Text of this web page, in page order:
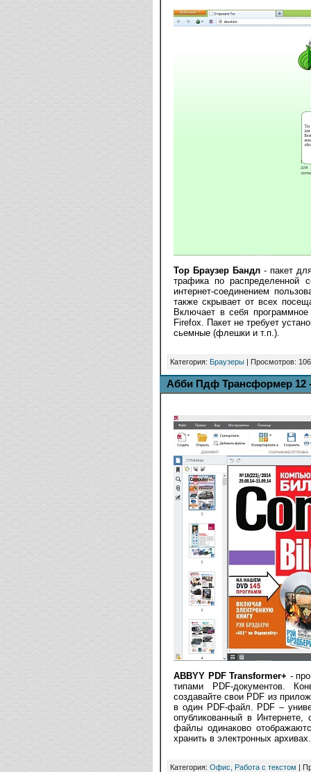
Тор Браузер Бандл - пакет
трафика по распределенной
интернет-соединением
также скрывает от всех
Включает в себя
Firefox. Пакет не требует
сьемные (флешки и т.п.).
Категория: Браузеры | Просмотров:
Абби Пдф Трансформер 12 -
ABBYY PDF Transformer+ -
типами PDF-документов.
создавайте свои PDF из
в один PDF-файл. PDF –
опубликованный в
файлы одинаково
хранить в электронных архивах.
Категория: Офис, Работа с текстом |